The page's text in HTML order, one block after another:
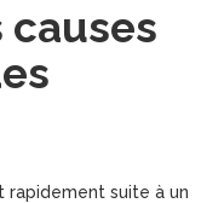
causes
rapidement suite à un